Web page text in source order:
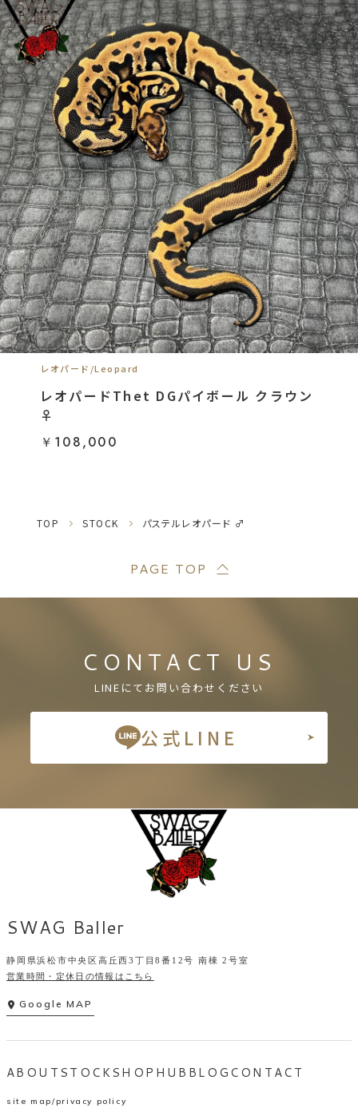
レオパード/Leopard
レオパードThet DGパイボール クラウン
♀
￥108,000
TOP STOCK パステルレオパード ♂
CONTACT US
LINEにてお問い合わせください
公式LINE
SWAG Baller
静岡県浜松市中央区高丘西3丁目8番12号 南棟 2号室
営業時間・定休日の情報はこちら
Google MAP
ABOUTSTOCKSHOP HUB BLOGCONTACT
site map privacy policy
PAGE TOP